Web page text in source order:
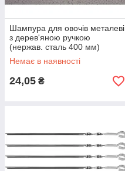
Шампура для овочів металеві
з дерев'яною ручкою
(нержав. сталь 400 мм)
Немає в наявності
24,05 ₴